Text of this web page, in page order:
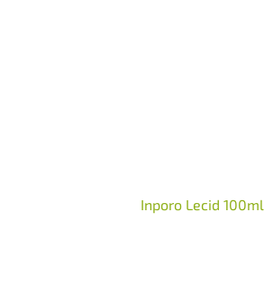
Inporo Lecid 100ml